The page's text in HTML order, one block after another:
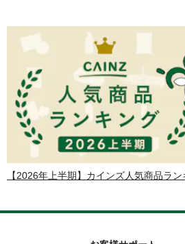
【2026年上半期】カインズ人気商品ラ